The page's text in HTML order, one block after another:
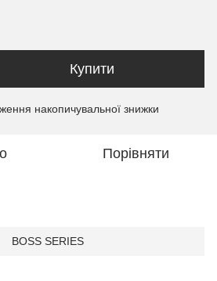
Купити
накопичувальної знижки
Порівняти
BOSS SERIES